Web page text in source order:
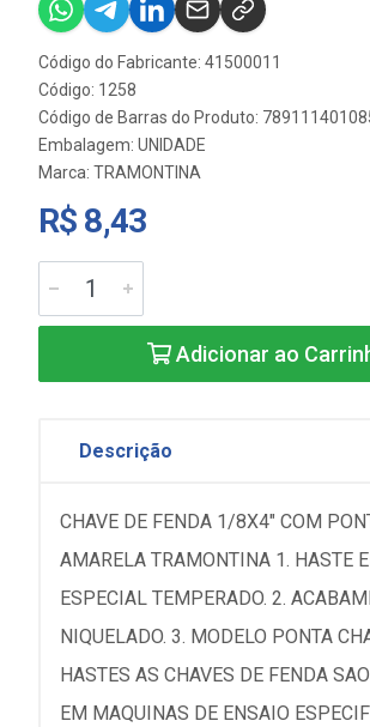
Código do Fabricante: 41500011
Código: 1258
Código de Barras do Produto:
Embalagem: UNIDADE
Marca: TRAMONTINA
R$ 8,43
Adicionar ao
Descrição
CHAVE DE FENDA 1/8X4" COM
AMARELA TRAMONTINA 1. HASTE
ESPECIAL TEMPERADO. 2.
NIQUELADO. 3. MODELO PONTA
HASTES AS CHAVES DE FENDA
EM MAQUINAS DE ENSAIO